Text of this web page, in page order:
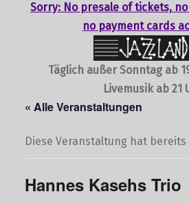
Sorry: No presale of tickets,
no payment cards
Täglich außer Sonntag ab
Livemusik ab 21
« Alle Veranstaltungen
Diese Veranstaltung hat
Hannes Kasehs Trio